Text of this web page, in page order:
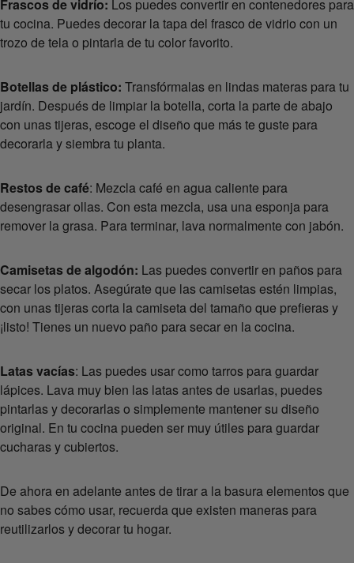
Frascos de vidrío: Los puedes convertir en contenedores para
tu cocina. Puedes decorar la tapa del frasco de vidrio con un
trozo de tela o pintarla de tu color favorito.
Botellas de plástico: Transfórmalas en lindas materas para tu
jardín. Después de limpiar la botella, corta la parte de abajo
con unas tijeras, escoge el diseño que más te guste para
decorarla y siembra tu planta.
Restos de café: Mezcla café en agua caliente para
desengrasar ollas. Con esta mezcla, usa una esponja para
remover la grasa. Para terminar, lava normalmente con jabón.
Camisetas de algodón: Las puedes convertir en paños para
secar los platos. Asegúrate que las camisetas estén limpias,
con unas tijeras corta la camiseta del tamaño que prefieras y
¡listo! Tienes un nuevo paño para secar en la cocina.
Latas vacías: Las puedes usar como tarros para guardar
lápices. Lava muy bien las latas antes de usarlas, puedes
pintarlas y decorarlas o simplemente mantener su diseño
original. En tu cocina pueden ser muy útiles para guardar
cucharas y cubiertos.
De ahora en adelante antes de tirar a la basura elementos que
no sabes cómo usar, recuerda que existen maneras para
reutilizarlos y decorar tu hogar.